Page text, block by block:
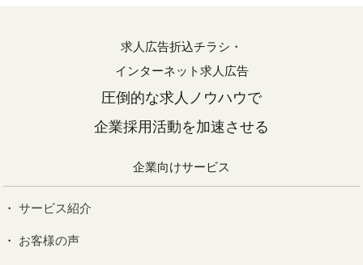
求人広告折込チラシ・
インターネット求人広告
圧倒的な求人ノウハウで
企業採用活動を加速させる
企業向けサービス
サービス紹介
お客様の声